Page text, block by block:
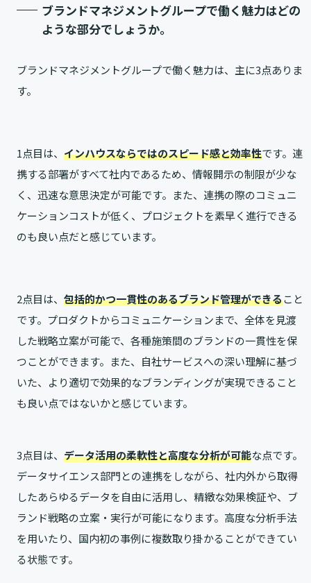
ブランドマネジメントグループで働く魅力はどの
ような部分でしょうか。
ブランドマネジメントグループで働く魅力は、主に3点ありま
す。
1点目は、 インハウスならではのスピード感と効率性です。連
携する部署がすべて社内であるため、情報開示の制限が少な
く、迅速な意思決定が可能です。また、連携の際のコミュニ
ケーションコストが低く、プロジェクトを素早く進行できる
のも良い点だと感じています。
2点目は、 包括的かつ一貫性のあるブランド管理ができること
です。プロダクトからコミュニケーションまで、全体を見渡
した戦略立案が可能で、各種施策間のブランドの一貫性を保
つことができます。また、自社サービスへの深い理解に基づ
いた、より適切で効果的なブランディングが実現できること
も良い点ではないかと感じています。
3点目は、 データ活用の柔軟性と高度な分析が可能な点です。
データサイエンス部門との連携をしながら、社内外から取得
したあらゆるデータを自由に活用し、精緻な効果検証や、ブ
ランド戦略の立案・実行が可能になります。高度な分析手法
を用いたり、国内初の事例に複数取り掛かることができてい
る状態です。